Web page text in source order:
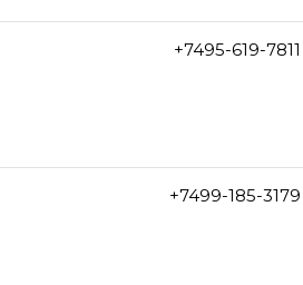
+7495-619-7811
+7499-185-3179